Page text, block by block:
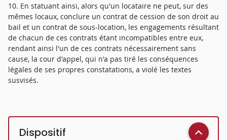
10. En statuant ainsi, alors qu'un locataire ne peut, sur des
mêmes locaux, conclure un contrat de cession de son droit au
bail et un contrat de sous-location, les engagements résultant
de chacun de ces contrats étant incompatibles entre eux,
rendant ainsi l'un de ces contrats nécessairement sans
cause, la cour d'appel, qui n'a pas tiré les conséquences
légales de ses propres constatations, a violé les textes
susvisés.
Dispositif